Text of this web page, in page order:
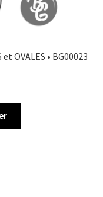
OVALES • BG00023